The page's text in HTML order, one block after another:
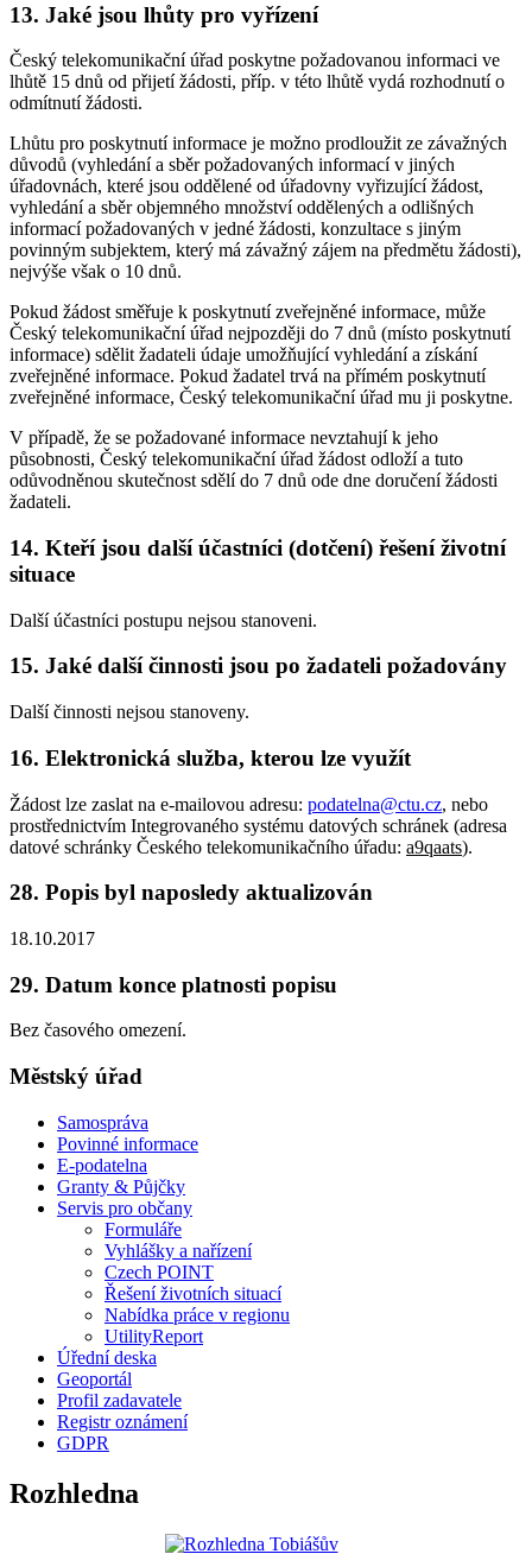
13. Jaké jsou lhůty pro vyřízení
Český telekomunikační úřad poskytne požadovanou informaci ve
lhůtě 15 dnů od přijetí žádosti, příp. v této lhůtě vydá rozhodnutí o
odmítnutí žádosti.
Lhůtu pro poskytnutí informace je možno prodloužit ze závažných
důvodů (vyhledání a sběr požadovaných informací v jiných
úřadovnách, které jsou oddělené od úřadovny vyřizující žádost,
vyhledání a sběr objemného množství oddělených a odlišných
informací požadovaných v jedné žádosti, konzultace s jiným
povinným subjektem, který má závažný zájem na předmětu žádosti),
nejvýše však o 10 dnů.
Pokud žádost směřuje k poskytnutí zveřejněné informace, může
Český telekomunikační úřad nejpozději do 7 dnů (místo poskytnutí
informace) sdělit žadateli údaje umožňující vyhledání a získání
zveřejněné informace. Pokud žadatel trvá na přímém poskytnutí
zveřejněné informace, Český telekomunikační úřad mu ji poskytne.
V případě, že se požadované informace nevztahují k jeho
působnosti, Český telekomunikační úřad žádost odloží a tuto
odůvodněnou skutečnost sdělí do 7 dnů ode dne doručení žádosti
žadateli.
14. Kteří jsou další účastníci (dotčení) řešení životní
situace
Další účastníci postupu nejsou stanoveni.
15. Jaké další činnosti jsou po žadateli požadovány
Další činnosti nejsou stanoveny.
16. Elektronická služba, kterou lze využít
Žádost lze zaslat na e-mailovou adresu: podatelna@ctu.cz, nebo
prostřednictvím Integrovaného systému datových schránek (adresa
datové schránky Českého telekomunikačního úřadu: a9qaats).
28. Popis byl naposledy aktualizován
18.10.2017
29. Datum konce platnosti popisu
Bez časového omezení.
Městský úřad
Samospráva
Povinné informace
E-podatelna
Granty & Půjčky
Servis pro občany
Formuláře
Vyhlášky a nařízení
Czech POINT
Řešení životních situací
Nabídka práce v regionu
UtilityReport
Úřední deska
Geoportál
Profil zadavatele
Registr oznámení
GDPR
Rozhledna